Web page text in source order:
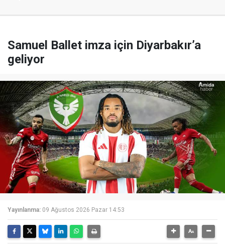
Samuel Ballet imza için Diyarbakır’a
geliyor
Yayınlanma: 09 Ağustos 2026 Pazar 14:53